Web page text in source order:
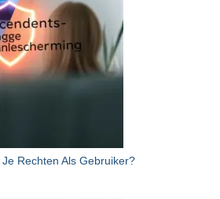
Rechten Als Gebruiker?